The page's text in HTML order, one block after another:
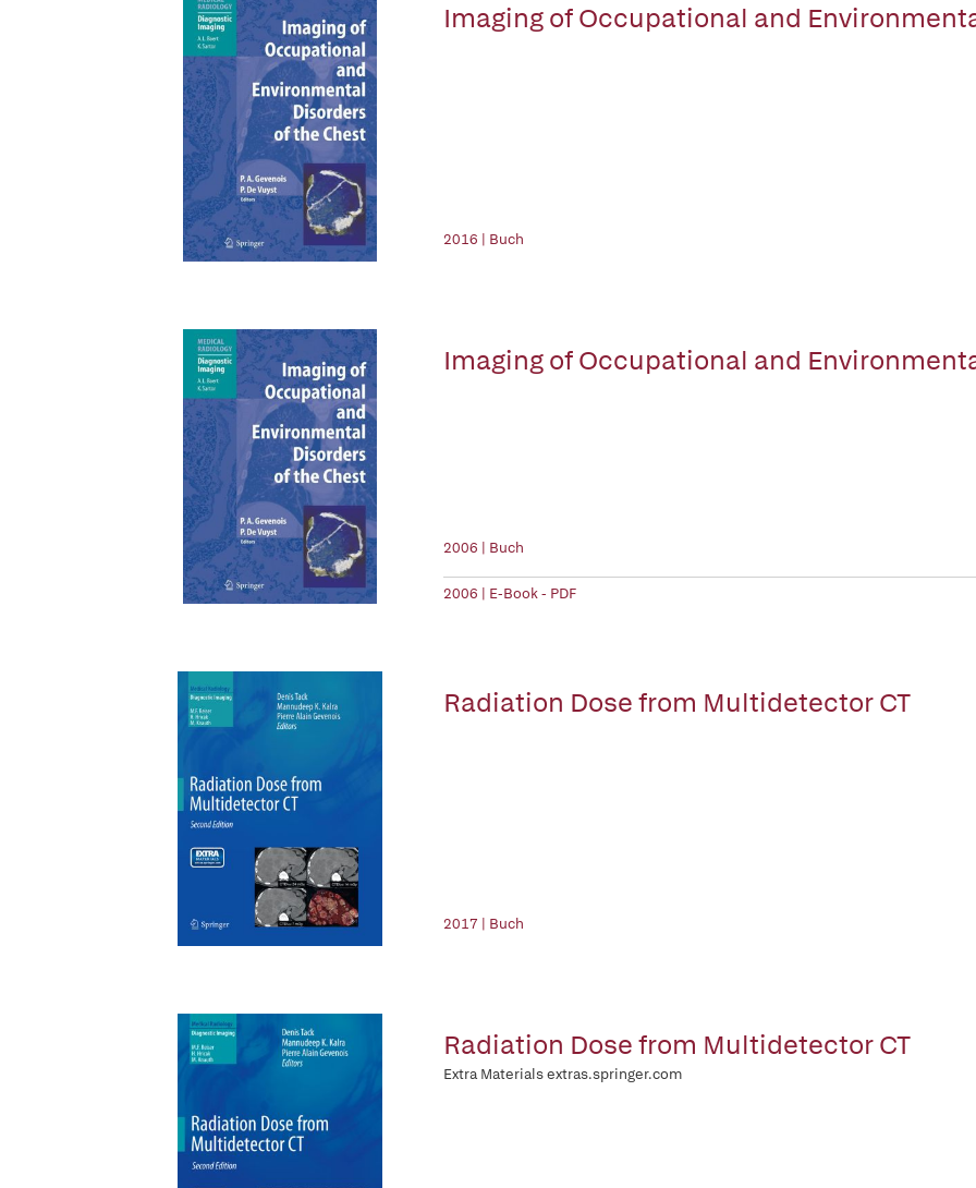
Imaging of Occupational and
2016 | Buch
Imaging of Occupational and
2006 | Buch
2006 | E-Book - PDF
Radiation Dose from Multidetector CT
2017 | Buch
Radiation Dose from Multidetector CT
Extra Materials extras.springer.com